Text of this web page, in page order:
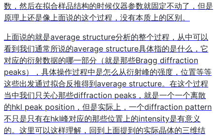
数，然后在拟合样品结构的时候仪器参数就固定不动了，但是
原理上还是像上面说的这个过程，没有本质上的区别。
上面说的就是average structure分析的整个过程，从中可以
看到我们通常所说的average structure具体指的是什么，它
对应的衍射数据的哪一部分（就是那些Bragg diffraction
peaks），具体操作过程中是怎么从衍射峰的强度，位置等等
这些出发通过拟合反推得到average structure。在这个过程
当中我们只关心那些diffraction peaks，就是一个一个离散
的hkl peak position，但是实际上，一个diffraction pattern
不只是只有在hkl峰对应的那些位置上的intensity是有意义
的。这里可以这样理解，回到上面提到的实际晶体的三维结